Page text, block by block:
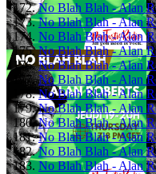
No Blah Blah - Alan
No Blah Blah - Alan
No Blah Blah - Alan
No Blah Blah - Alan
No Blah Blah - Alan
No Blah Blah - Alan
No Blah Blah - Alan
No Blah Blah - Alan
No Blah Blah - Alan
No Blah Blah - Alan
No Blah Blah - Alan
No Blah Blah - Alan